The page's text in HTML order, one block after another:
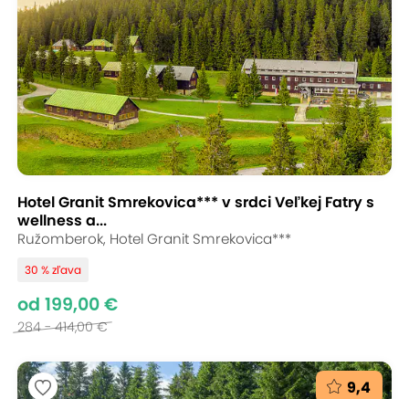
Hotel Granit Smrekovica*** v srdci Veľkej Fatry s
wellness a...
Ružomberok, Hotel Granit Smrekovica***
30 % zľava
od 199,00 €
284 - 414,00 €
9,4